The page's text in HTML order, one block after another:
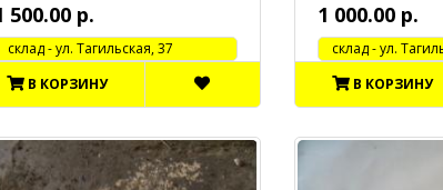
500.00 р.
cклад - ул. Тагильская, 37
В КОРЗИНУ
1 000.00 р.
cклад - ул.
В КОРЗИНУ